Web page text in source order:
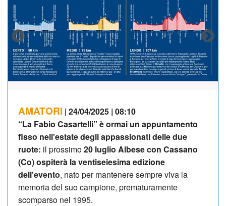
NEWSLETTER
AMATORI | 24/04/2025 | 08:10
“La Fabio Casartelli” è ormai un appuntamento
fisso nell'estate degli appassionati delle due
ruote: il prossimo20 luglio Albese con Cassano
(Co) ospiterà la ventiseiesima edizione
dell'evento, nato per mantenere sempre viva la
memoria del suo campione, prematuramente
scomparso nel 1995.